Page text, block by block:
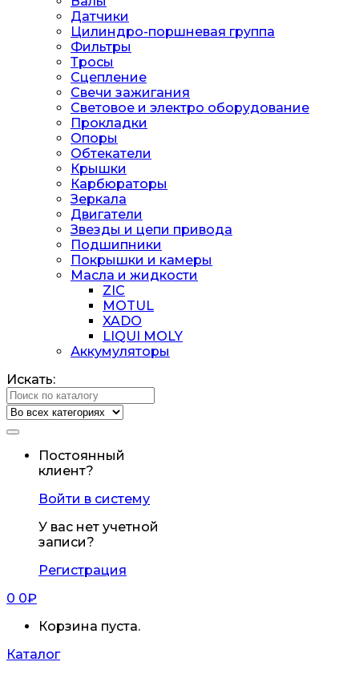
Датчики
Цилиндро-поршневая группа
Фильтры
Тросы
Сцепление
Свечи зажигания
Световое и электро оборудование
Прокладки
Опоры
Обтекатели
Крышки
Карбюраторы
Зеркала
Двигатели
Звезды и цепи привода
Подшипники
Покрышки и камеры
Масла и жидкости
ZIC
MOTUL
XADO
LIQUI MOLY
Аккумуляторы
Искать:
Постоянный
клиент?
Войти в систему
У вас нет учетной
записи?
Регистрация
0 0₽
Корзина пуста.
Каталог